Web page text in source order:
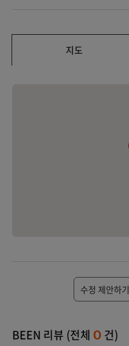
지도
수정 제안하기
BEEN 리뷰 (전체 0 건)